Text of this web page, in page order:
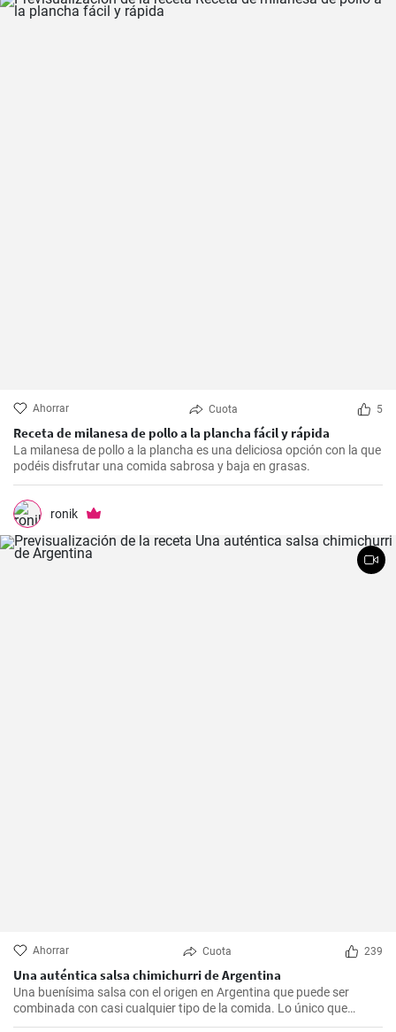
Ahorrar Cuota 5
Receta de milanesa de pollo a la plancha fácil y rápida
La milanesa de pollo a la plancha es una deliciosa opción con la que
podéis disfrutar una comida sabrosa y baja en grasas.
ronik
Ahorrar Cuota 239
Una auténtica salsa chimichurri de Argentina
Una buenísima salsa con el origen en Argentina que puede ser
combinada con casi cualquier tipo de la comida. Lo único que
debería hacer es seguir la receta presente.